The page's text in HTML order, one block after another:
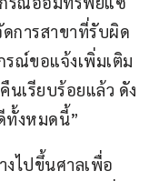
ดการสาขาที่รับผิด
ณ์ขอแจ้งเพิ่มเติม
นเรียบร้อยแล้ว ดัง
ทั้งหมดนี้”
งไปขึ้นศาลเพื่อ